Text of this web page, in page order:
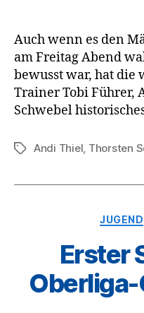
Auch wenn es den
am Freitag Abend
bewusst war, hat die
Trainer Tobi Führer,
Schwebel
Schlagwörter
Andi Thiel Thorsten
JUGEND
Erster